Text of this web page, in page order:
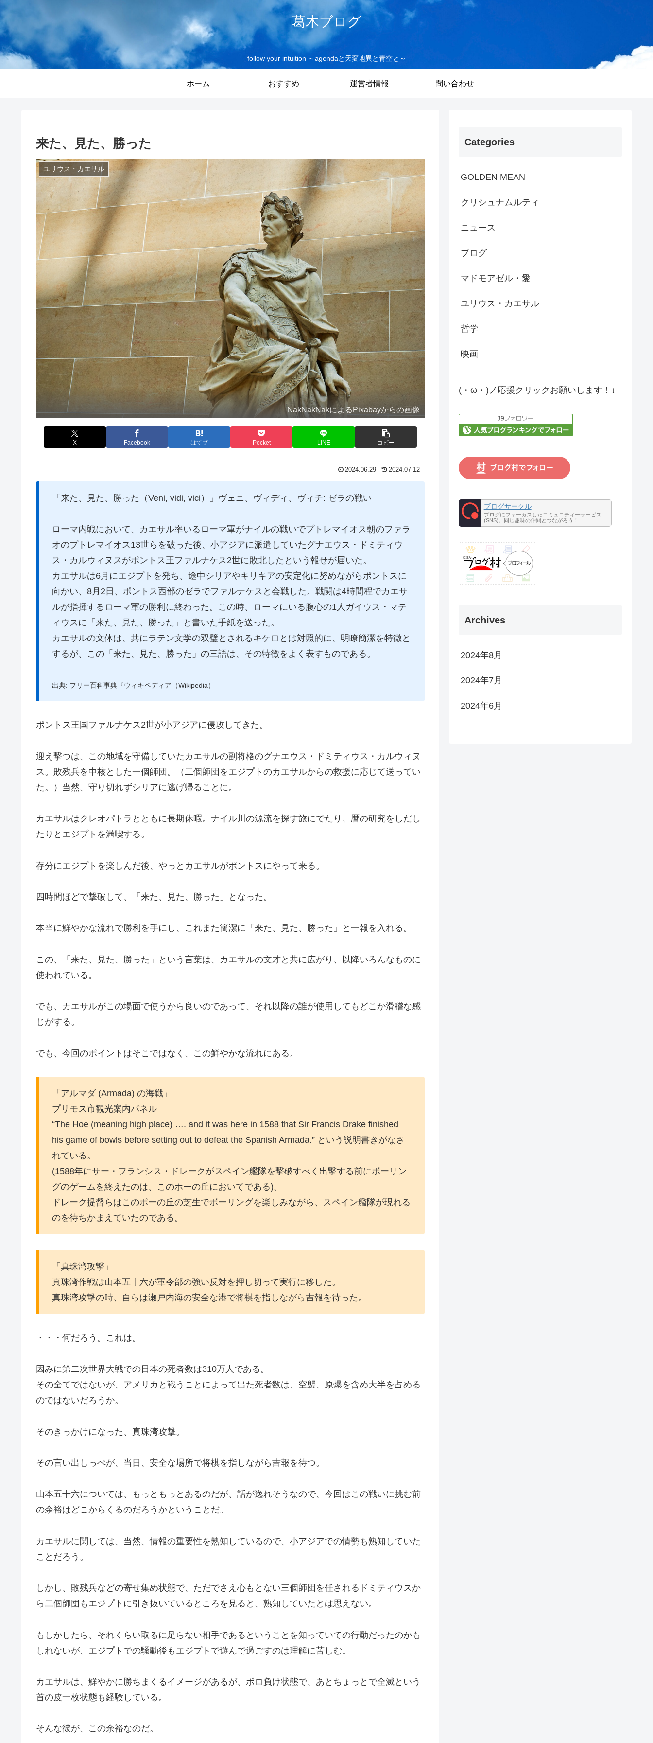
葛木ブログ
follow your intuition ～agendaと天変地異と青空と～
ホーム おすすめ 運営者情報 問い合わせ
来た、見た、勝った
ユリウス・カエサル
NakNakNakによるPixabayからの画像
X Facebook はてブ Pocket LINE コピー
2024.06.29 2024.07.12
「来た、見た、勝った（Veni, vidi, vici）」ヴェニ、ヴィディ、ヴィチ: ゼラの戦い
ローマ内戦において、カエサル率いるローマ軍がナイルの戦いでプトレマイオス朝のファラ
オのプトレマイオス13世らを破った後、小アジアに派遣していたグナエウス・ドミティウ
ス・カルウィヌスがポントス王ファルナケス2世に敗北したという報せが届いた。
カエサルは6月にエジプトを発ち、途中シリアやキリキアの安定化に努めながらポントスに
向かい、8月2日、ポントス西部のゼラでファルナケスと会戦した。戦闘は4時間程でカエサ
ルが指揮するローマ軍の勝利に終わった。この時、ローマにいる腹心の1人ガイウス・マテ
ィウスに「来た、見た、勝った」と書いた手紙を送った。
カエサルの文体は、共にラテン文学の双璧とされるキケロとは対照的に、明瞭簡潔を特徴と
するが、この「来た、見た、勝った」の三語は、その特徴をよく表すものである。
出典: フリー百科事典『ウィキペディア（Wikipedia）
ポントス王国ファルナケス2世が小アジアに侵攻してきた。
迎え撃つは、この地域を守備していたカエサルの副将格のグナエウス・ドミティウス・カルウィヌ
ス。敗残兵を中核とした一個師団。（二個師団をエジプトのカエサルからの救援に応じて送ってい
た。）当然、守り切れずシリアに逃げ帰ることに。
カエサルはクレオパトラとともに長期休暇。ナイル川の源流を探す旅にでたり、暦の研究をしだし
たりとエジプトを満喫する。
存分にエジプトを楽しんだ後、やっとカエサルがポントスにやって来る。
四時間ほどで撃破して、「来た、見た、勝った」となった。
本当に鮮やかな流れで勝利を手にし、これまた簡潔に「来た、見た、勝った」と一報を入れる。
この、「来た、見た、勝った」という言葉は、カエサルの文才と共に広がり、以降いろんなものに
使われている。
でも、カエサルがこの場面で使うから良いのであって、それ以降の誰が使用してもどこか滑稽な感
じがする。
でも、今回のポイントはそこではなく、この鮮やかな流れにある。
「アルマダ (Armada) の海戦」
プリモス市観光案内パネル
“The Hoe (meaning high place) …. and it was here in 1588 that Sir Francis Drake finished
his game of bowls before setting out to defeat the Spanish Armada.” という説明書きがなさ
れている。
(1588年にサー・フランシス・ドレークがスペイン艦隊を撃破すべく出撃する前にボーリン
グのゲームを終えたのは、このホーの丘においてである)。
ドレーク提督らはこのポーの丘の芝生でボーリングを楽しみながら、スペイン艦隊が現れる
のを待ちかまえていたのである。
「真珠湾攻撃」
真珠湾作戦は山本五十六が軍令部の強い反対を押し切って実行に移した。
真珠湾攻撃の時、自らは瀬戸内海の安全な港で将棋を指しながら吉報を待った。
・・・何だろう。これは。
因みに第二次世界大戦での日本の死者数は310万人である。
その全てではないが、アメリカと戦うことによって出た死者数は、空襲、原爆を含め大半を占める
のではないだろうか。
そのきっかけになった、真珠湾攻撃。
その言い出しっぺが、当日、安全な場所で将棋を指しながら吉報を待つ。
山本五十六については、もっともっとあるのだが、話が逸れそうなので、今回はこの戦いに挑む前
の余裕はどこからくるのだろうかということだ。
カエサルに関しては、当然、情報の重要性を熟知しているので、小アジアでの情勢も熟知していた
ことだろう。
しかし、敗残兵などの寄せ集め状態で、ただでさえ心もとない三個師団を任されるドミティウスか
ら二個師団もエジプトに引き抜いているところを見ると、熟知していたとは思えない。
もしかしたら、それくらい取るに足らない相手であるということを知っていての行動だったのかも
しれないが、エジプトでの騒動後もエジプトで遊んで過ごすのは理解に苦しむ。
カエサルは、鮮やかに勝ちまくるイメージがあるが、ボロ負け状態で、あとちょっとで全滅という
首の皮一枚状態も経験している。
そんな彼が、この余裕なのだ。
Categories
GOLDEN MEAN
クリシュナムルティ
ニュース
ブログ
マドモアゼル・愛
ユリウス・カエサル
哲学
映画
(・ω・)ノ応援クリックお願いします！↓
ブログサークル
ブログにフォーカスしたコミュニティーサービス
(SNS)。同じ趣味の仲間とつながろう！
Archives
2024年8月
2024年7月
2024年6月